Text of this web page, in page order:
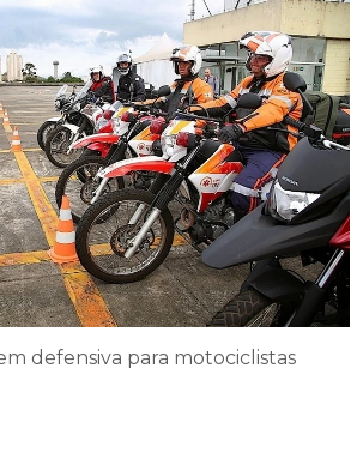
defensiva para motociclistas